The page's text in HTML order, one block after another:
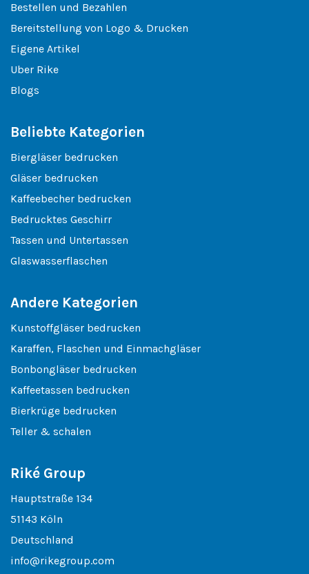
Bestellen und Bezahlen
Bereitstellung von Logo & Drucken
Eigene Artikel
Uber Rike
Blogs
Beliebte Kategorien
Biergläser bedrucken
Gläser bedrucken
Kaffeebecher bedrucken
Bedrucktes Geschirr
Tassen und Untertassen
Glaswasserflaschen
Andere Kategorien
Kunstoffgläser bedrucken
Karaffen, Flaschen und Einmachgläser
Bonbongläser bedrucken
Kaffeetassen bedrucken
Bierkrüge bedrucken
Teller & schalen
Riké Group
Hauptstraße 134
51143 Köln
Deutschland
info@rikegroup.com